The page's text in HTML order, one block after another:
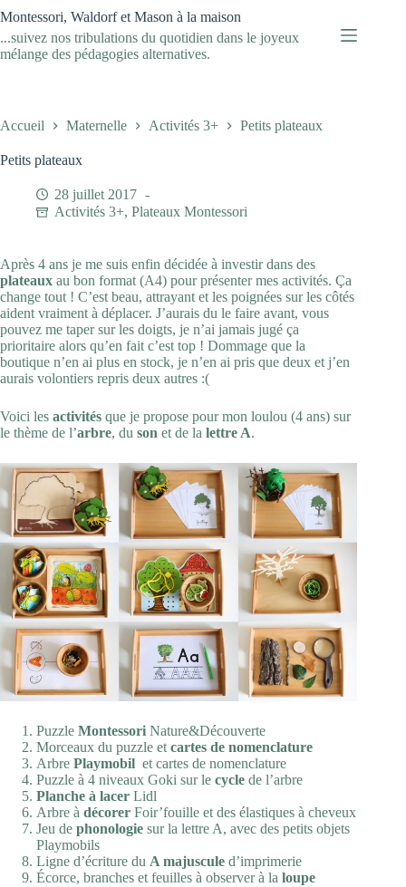
au
contenu
Montessori, Waldorf et Mason à la maison
...suivez nos tribulations du quotidien dans le joyeux
mélange des pédagogies alternatives.
Accueil Maternelle Activités 3+ Petits plateaux
Petits plateaux
28 juillet 2017
Activités 3+, Plateaux Montessori
Après 4 ans je me suis enfin décidée à investir dans des
plateaux au bon format (A4) pour présenter mes activités. Ça
change tout ! C’est beau, attrayant et les poignées sur les côtés
aident vraiment à déplacer. J’aurais du le faire avant, vous
pouvez me taper sur les doigts, je n’ai jamais jugé ça
prioritaire alors qu’en fait c’est top ! Dommage que la
boutique n’en ai plus en stock, je n’en ai pris que deux et j’en
aurais volontiers repris deux autres :(
Voici les activités que je propose pour mon loulou (4 ans) sur
le thème de l’arbre, du son et de la lettre A.
Puzzle Montessori Nature&Découverte
Morceaux du puzzle et cartes de nomenclature
Arbre Playmobil et cartes de nomenclature
Puzzle à 4 niveaux Goki sur le cycle de l’arbre
Planche à lacer Lidl
Arbre à décorer Foir’fouille et des élastiques à cheveux
Jeu de phonologie sur la lettre A, avec des petits objets
Playmobils
Ligne d’écriture du A majuscule d’imprimerie
Écorce, branches et feuilles à observer à la loupe